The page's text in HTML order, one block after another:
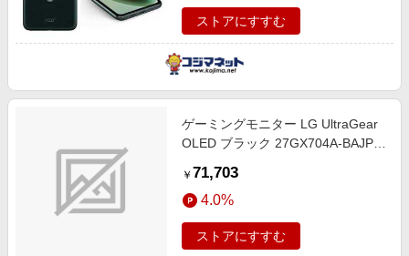
ストアにすすむ
ゲーミングモニター LG UltraGear
OLED ブラック 27GX704A-BAJP
WQHD(2560×1440） /ワイド
/240Hz]
￥ 71,703
4.0%
ストアにすすむ